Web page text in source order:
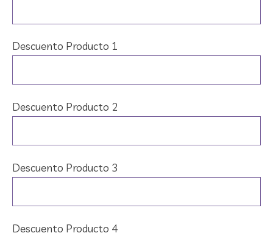
Descuento Producto 1
Descuento Producto 2
Descuento Producto 3
Descuento Producto 4